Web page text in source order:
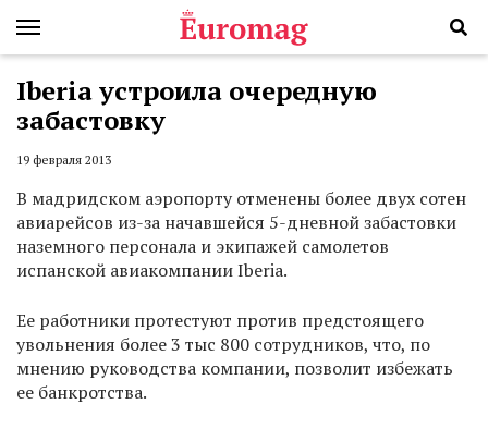
Iberia устроила очередную
забастовку
19 февраля 2013
В мадридском аэропорту отменены более двух сотен
авиарейсов из-за начавшейся 5-дневной забастовки
наземного персонала и экипажей самолетов
испанской авиакомпании Iberia.
Ее работники протестуют против предстоящего
увольнения более 3 тыс 800 сотрудников, что, по
мнению руководства компании, позволит избежать
ее банкротства.